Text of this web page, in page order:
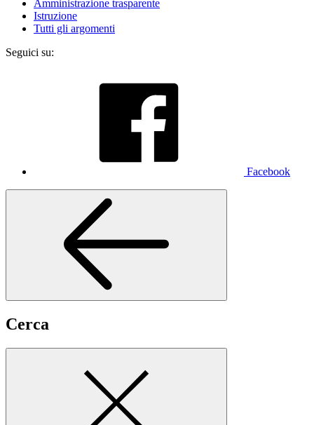
Amministrazione trasparente
Istruzione
Tutti gli argomenti
Seguici su:
Facebook
Cerca